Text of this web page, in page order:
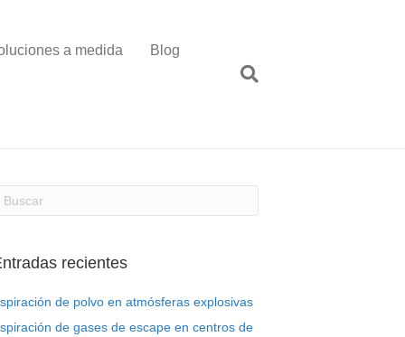
a medida Blog
recientes
de polvo en atmósferas explosivas
de gases de escape en centros de